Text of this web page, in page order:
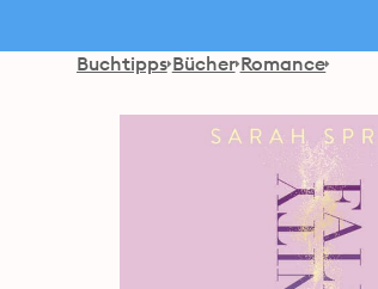
Buchtipps Bücher Romance